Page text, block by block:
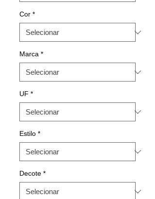
Cor *
Marca *
UF *
Estilo *
Decote *